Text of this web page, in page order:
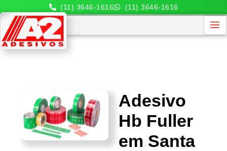
(11) 3646-1616 (11) 3646-1616
Adesivo
Hb Fuller
em Santa